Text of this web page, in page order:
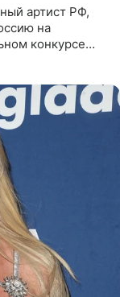
артист РФ,
на
конкурсе